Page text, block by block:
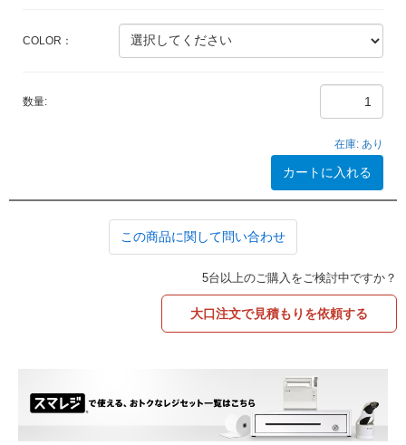
COLOR：
数量:
在庫: あり
カートに入れる
この商品に関して問い合わせ
5台以上のご購入をご検討中ですか？
大口注文で見積もりを依頼する